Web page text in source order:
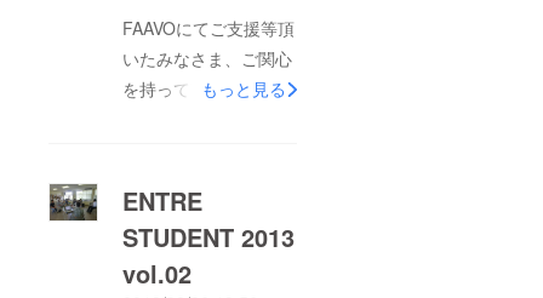
FAAVOにてご支援等頂
いたみなさま、ご関心
を持って頂いているみ
「ENTRE STUDENT
2013 ファイナル」を
開催させて頂きまし
もっと見る
ENTRE
STUDENT 2013
vol.02